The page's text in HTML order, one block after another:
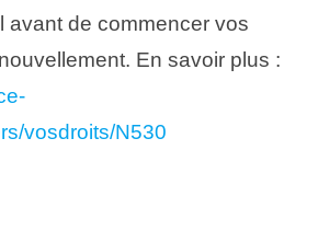
avant de commencer vos
En savoir plus :
vosdroits/N530